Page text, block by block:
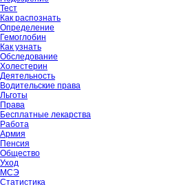
Тест
Как распознать
Определение
Гемоглобин
Как узнать
Обследование
Холестерин
Деятельность
Водительские права
Льготы
Права
Бесплатные лекарства
Работа
Армия
Пенсия
Общество
Уход
МСЭ
Статистика